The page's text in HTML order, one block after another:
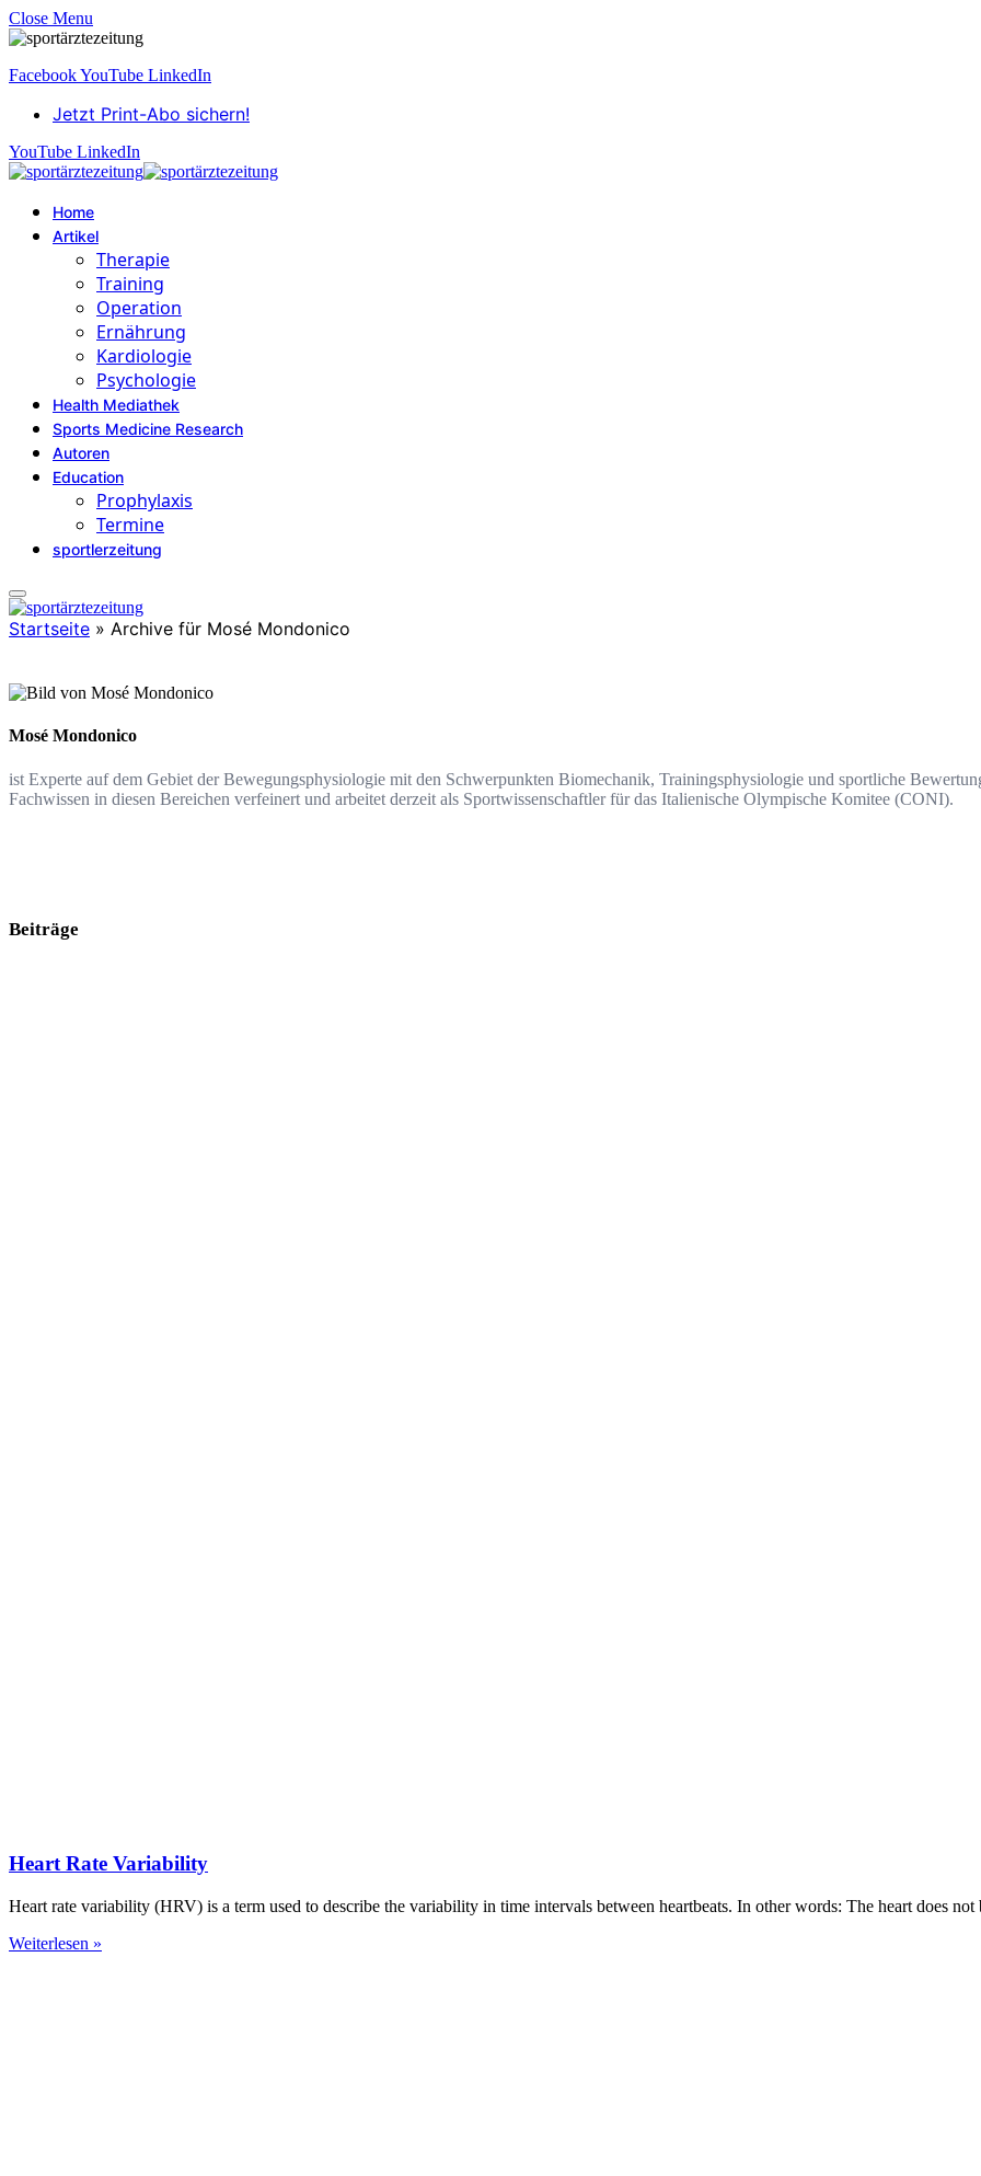
Close Menu
FacebookYouTube LinkedIn
Jetzt Print-Abo sichern!
YouTube LinkedIn
Home
Artikel
Therapie
Training
Operation
Ernährung
Kardiologie
Psychologie
Health Mediathek
Sports Medicine Research
Autoren
Education
Prophylaxis
Termine
sportlerzeitung
Startseite » Archive für Mosé Mondonico
Mosé Mondonico
ist Experte auf dem Gebiet der Bewegungsphysiologie mit den Schwerpunkten Biomechanik, Trainingsphysiologie und sportliche
Fachwissen in diesen Bereichen verfeinert und arbeitet derzeit als Sportwissenschaftler für das Italienische Olympische Komitee (CONI).
Beiträge
Heart Rate Variability
Heart rate variability (HRV) is a term used to describe the variability in time intervals between heartbeats. In other words: The heart does not
Weiterlesen »